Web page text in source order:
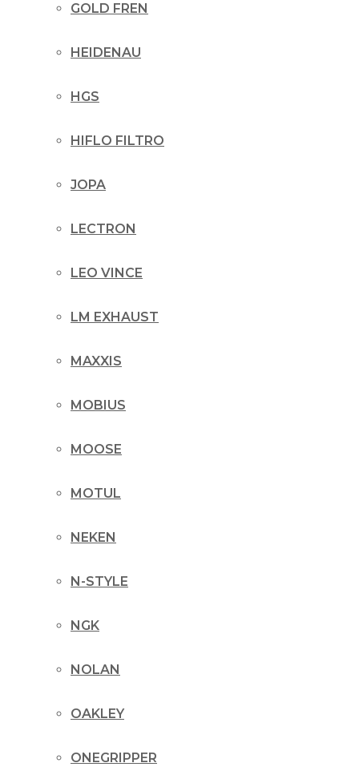
GOLD FREN
HEIDENAU
HGS
HIFLO FILTRO
JOPA
LECTRON
LEO VINCE
LM EXHAUST
MAXXIS
MOBIUS
MOOSE
MOTUL
NEKEN
N-STYLE
NGK
NOLAN
OAKLEY
ONEGRIPPER